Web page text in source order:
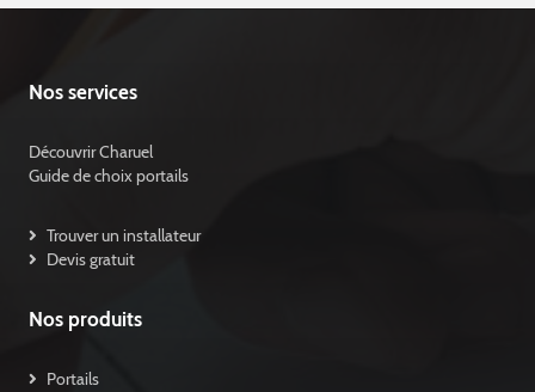
Nos services
Découvrir Charuel
Guide de choix portails
Trouver un installateur
Devis gratuit
Nos produits
Portails